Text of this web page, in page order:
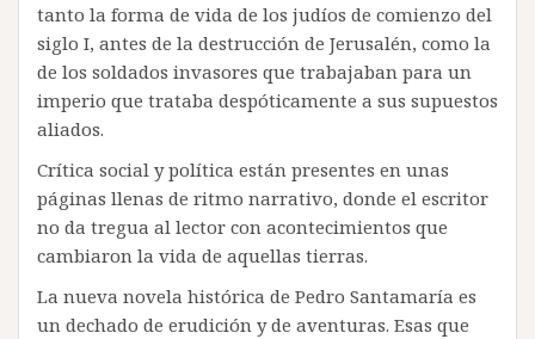
tanto la forma de vida de los judíos de comienzo del
siglo I, antes de la destrucción de Jerusalén, como la
de los soldados invasores que trabajaban para un
imperio que trataba despóticamente a sus supuestos
aliados.
Crítica social y política están presentes en unas
páginas llenas de ritmo narrativo, donde el escritor
no da tregua al lector con acontecimientos que
cambiaron la vida de aquellas tierras.
La nueva novela histórica de Pedro Santamaría es
un dechado de erudición y de aventuras. Esas que